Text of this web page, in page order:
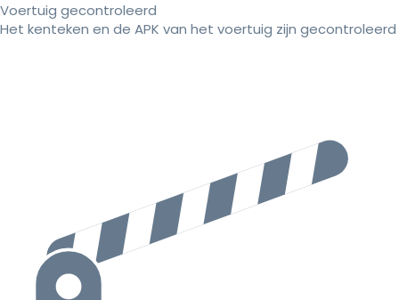
Voertuig gecontroleerd
Het kenteken en de APK van het voertuig zijn gecontroleerd